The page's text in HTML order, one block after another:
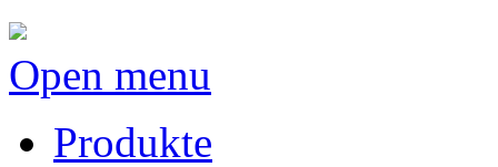
Open menu
Produkte